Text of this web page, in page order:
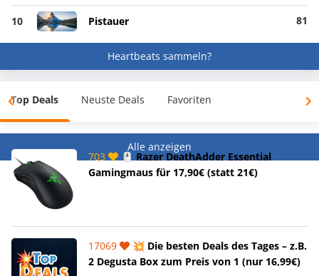
10 Pistauer 81
Heartbeats sammeln?
Top Deals Neuste Deals Favoriten
Alle anzeigen
703
🖱️ Razer DeathAdder Essential
Gamingmaus für 17,90€ (statt 21€)
17069
💥 Die besten Deals des Tages – z.B.
2 Degusta Box zum Preis von 1 (nur 16,99€)